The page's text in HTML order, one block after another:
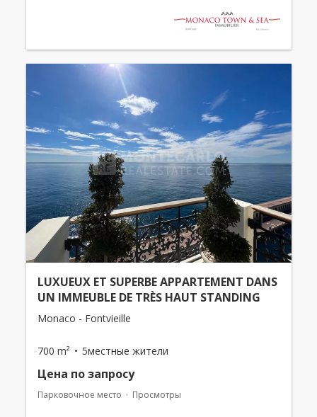
LUXUEUX ET SUPERBE APPARTEMENT DANS
UN IMMEUBLE DE TRÈS HAUT STANDING
Monaco - Fontvieille
700 m² 5местные жители
Цена по запросу
Парковочное место Просмотры